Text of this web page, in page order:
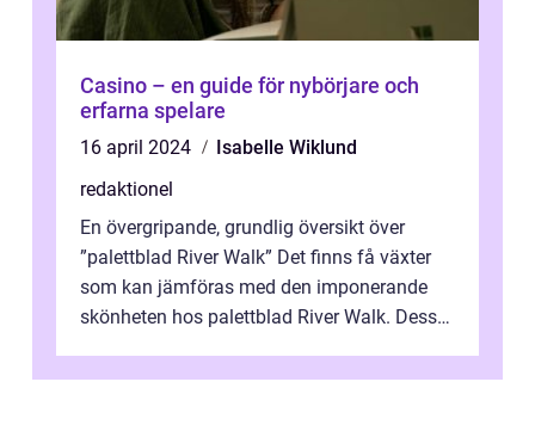
Casino – en guide för nybörjare och
erfarna spelare
16 april 2024
Isabelle Wiklund
redaktionel
En övergripande, grundlig översikt över
”palettblad River Walk” Det finns få växter
som kan jämföras med den imponerande
skönheten hos palettblad River Walk. Dess